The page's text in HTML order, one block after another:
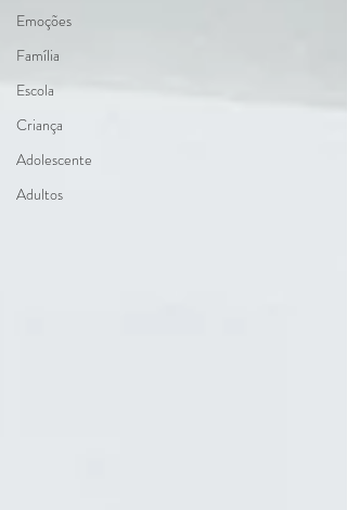
Emoções
Família
Escola
Criança
Adolescente
Adultos